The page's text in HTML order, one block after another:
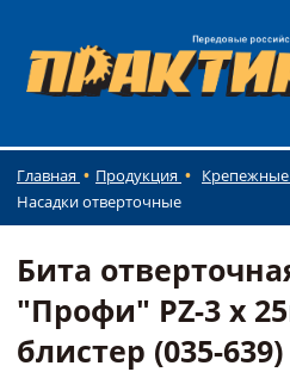
Главная Продукция
Насадки отверточные
Бита
"Профи" PZ-3 х
блистер (035-639)